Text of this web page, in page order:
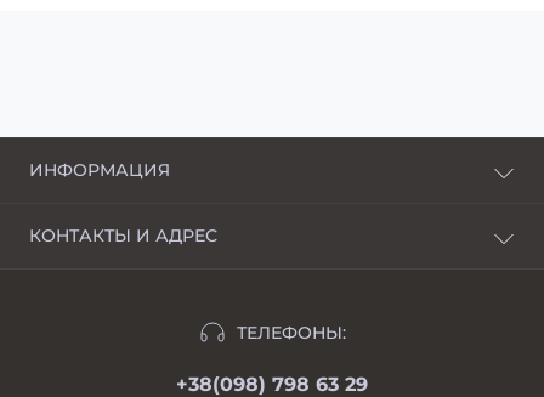
ИНФОРМАЦИЯ
КОНТАКТЫ И АДРЕС
ТЕЛЕФОНЫ:
+38(098) 798 63 29